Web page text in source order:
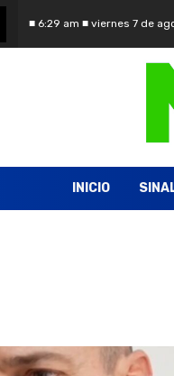
■ 6:29 am ■ viernes 7 de
INICIO